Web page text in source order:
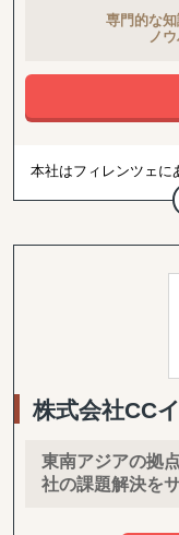
本社はフィレンツェに
ア）、クリチバ（ブ
各国企業の海外進出を
マネージャー、プロジ
トワークは、フラン
ア、アラブ首長国連
これらの市場はすべ
り、広範な市場・セ
熟知した現地スタッ
化粧品、デザイン、再
製造機械、電子音楽楽
株式会社CC
東南アジアの拠
社の課題解決を